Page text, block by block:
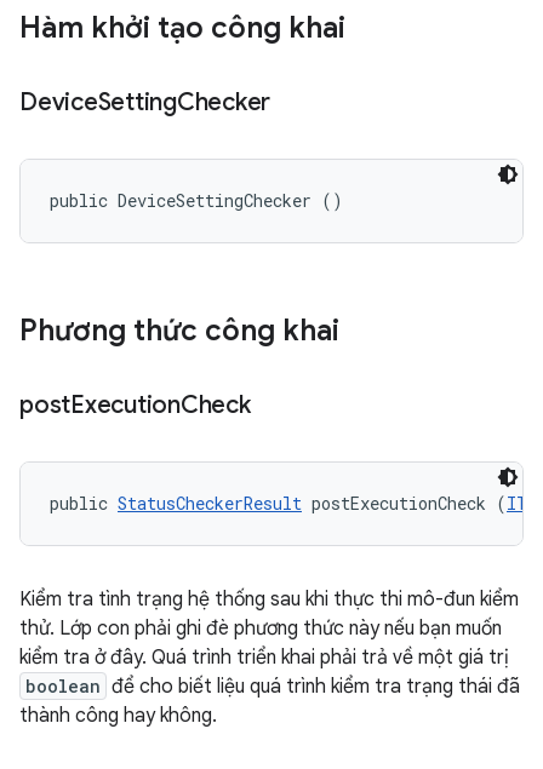
Hàm khởi tạo công khai
DeviceSettingChecker
public DeviceSettingChecker ()
Phương thức công khai
postExecutionCheck
public StatusCheckerResult postExecutionCheck (
Kiểm tra tình trạng hệ thống sau khi thực thi mô-đun kiểm
thử. Lớp con phải ghi đè phương thức này nếu bạn muốn
kiểm tra ở đây. Quá trình triển khai phải trả về một giá trị
boolean để cho biết liệu quá trình kiểm tra trạng thái đã
thành công hay không.